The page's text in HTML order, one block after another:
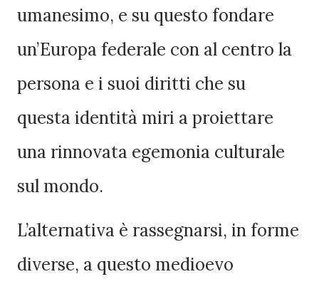
umanesimo, e su questo fondare
un’Europa federale con al centro la
persona e i suoi diritti che su
questa identità miri a proiettare
una rinnovata egemonia culturale
sul mondo.
L’alternativa è rassegnarsi, in forme
diverse, a questo medioevo